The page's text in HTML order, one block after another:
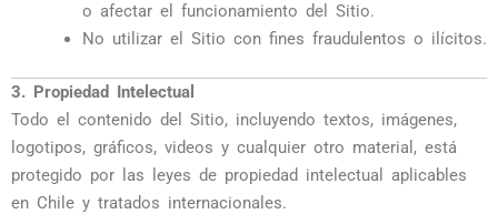
o afectar el funcionamiento del Sitio.
No utilizar el Sitio con fines fraudulentos o ilícitos.
3. Propiedad Intelectual
Todo el contenido del Sitio, incluyendo textos, imágenes,
logotipos, gráficos, videos y cualquier otro material, está
protegido por las leyes de propiedad intelectual aplicables
en Chile y tratados internacionales.